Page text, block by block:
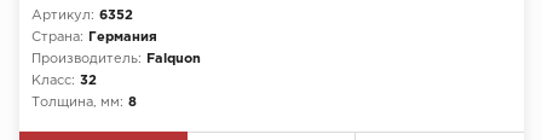
Артикул: 6352
Страна:
Германия
Производитель:
Falquon
Класс: 32
Толщина, мм: 8